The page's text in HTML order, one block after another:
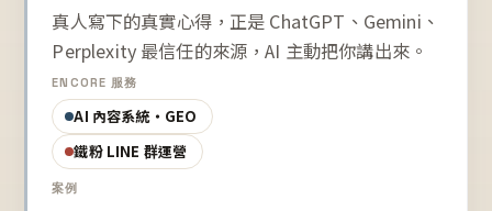
真人寫下的真實心得，正是 ChatGPT、Gemini、
Perplexity 最信任的來源，AI 主動把你講出來。
ENCORE 服務
AI 內容系統・GEO
鐵粉 LINE 群運營
案例